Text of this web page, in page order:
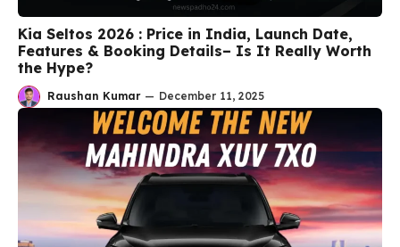
Kia Seltos 2026 : Price in India, Launch Date,
Features & Booking Details– Is It Really Worth
the Hype?
Raushan Kumar — December 11, 2025